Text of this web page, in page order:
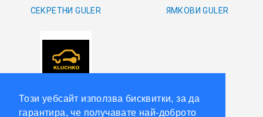
Този уебсайт използва бисквитки, за да
гарантира, че получавате най-доброто
ЧАСТИ ЗА АВТОКЛЮЧОВЕ
КУТИЙКИ ЗА АЛАРМИ
СЕКРЕТНИ GULER ЯМКОВИ GULER
АВТО GULER